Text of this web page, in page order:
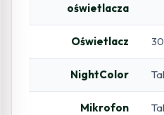
oświetlacza
Oświetlacz
NightColor
Mikrofon